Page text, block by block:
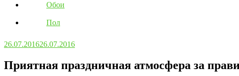
Обои
Пол
26.07.201626.07.2016
Приятная праздничная атмосфера за